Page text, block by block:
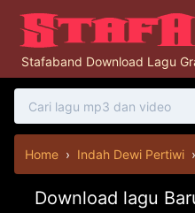
Stafaband Download Lagu
Home › Indah Dewi Pertiwi ›
Download lagu